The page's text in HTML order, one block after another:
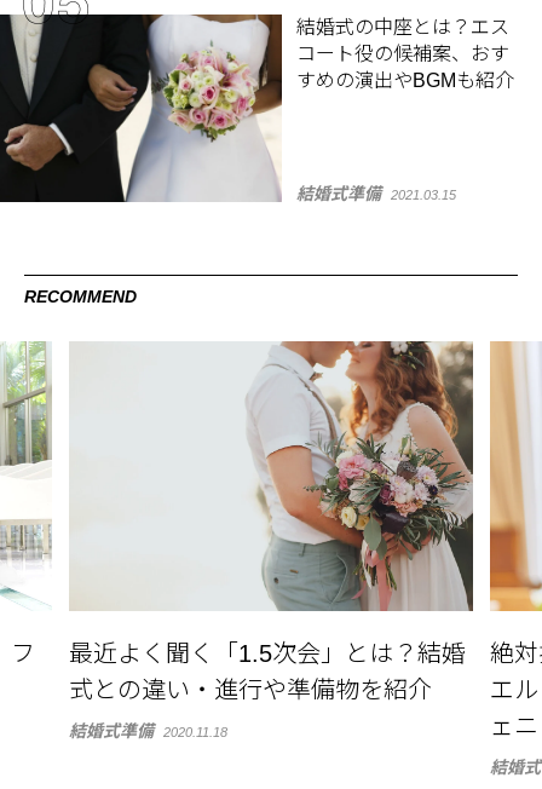
結婚式の中座とは？エス
コート役の候補案、おす
すめの演出やBGMも紹介
結婚式準備 2021.03.15
RECOMMEND
フ
最近よく聞く「1.5次会」とは？結婚
式との違い・進行や準備物を紹介
結婚式準備 2020.11.18
絶
エ
ェ
結婚